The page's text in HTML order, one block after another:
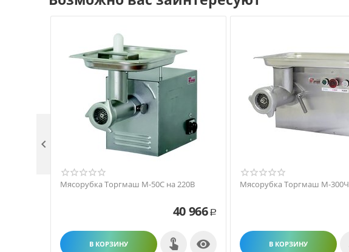
Мясорубка Торгмаш М-50С на 220В
40 966 Р
В КОРЗИНУ 
Мясорубка Торгмаш М-300Ч
В КОРЗИНУ
